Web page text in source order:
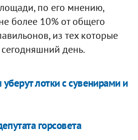
по его мнению,
более 10% от общего
из тех которые
день.
лотки с сувенирами и
горсовета